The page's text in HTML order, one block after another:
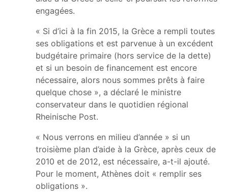
engagées.
« Si d’ici à la fin 2015, la Grèce a rempli toutes
ses obligations et est parvenue à un excédent
budgétaire primaire (hors service de la dette)
et si un besoin de financement est encore
nécessaire, alors nous sommes prêts à faire
quelque chose », a déclaré le ministre
conservateur dans le quotidien régional
Rheinische Post.
« Nous verrons en milieu d’année » si un
troisième plan d’aide à la Grèce, après ceux de
2010 et de 2012, est nécessaire, a-t-il ajouté.
Pour le moment, Athènes doit « remplir ses
obligations ».